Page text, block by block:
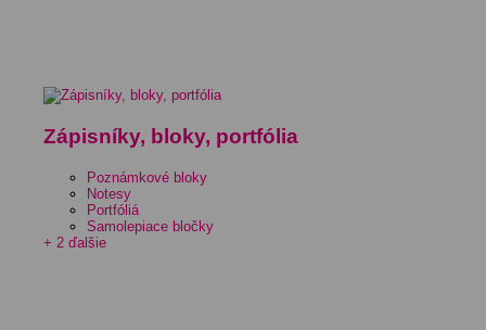
Zápisníky, bloky, portfólia
Poznámkové bloky
Notesy
Portfóliá
Samolepiace bločky
+ 2 ďalšie